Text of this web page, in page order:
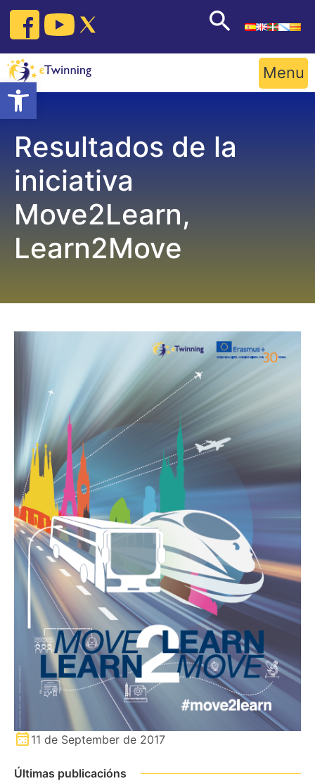
Open toolbar
Skip
content
Menu
Resultados de la
iniciativa
Move2Learn,
Learn2Move
11 de September de 2017
Últimas publicacións